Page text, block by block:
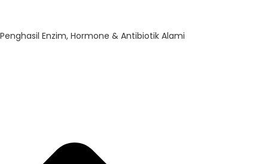
Penghasil Enzim, Hormone & Antibiotik Alami